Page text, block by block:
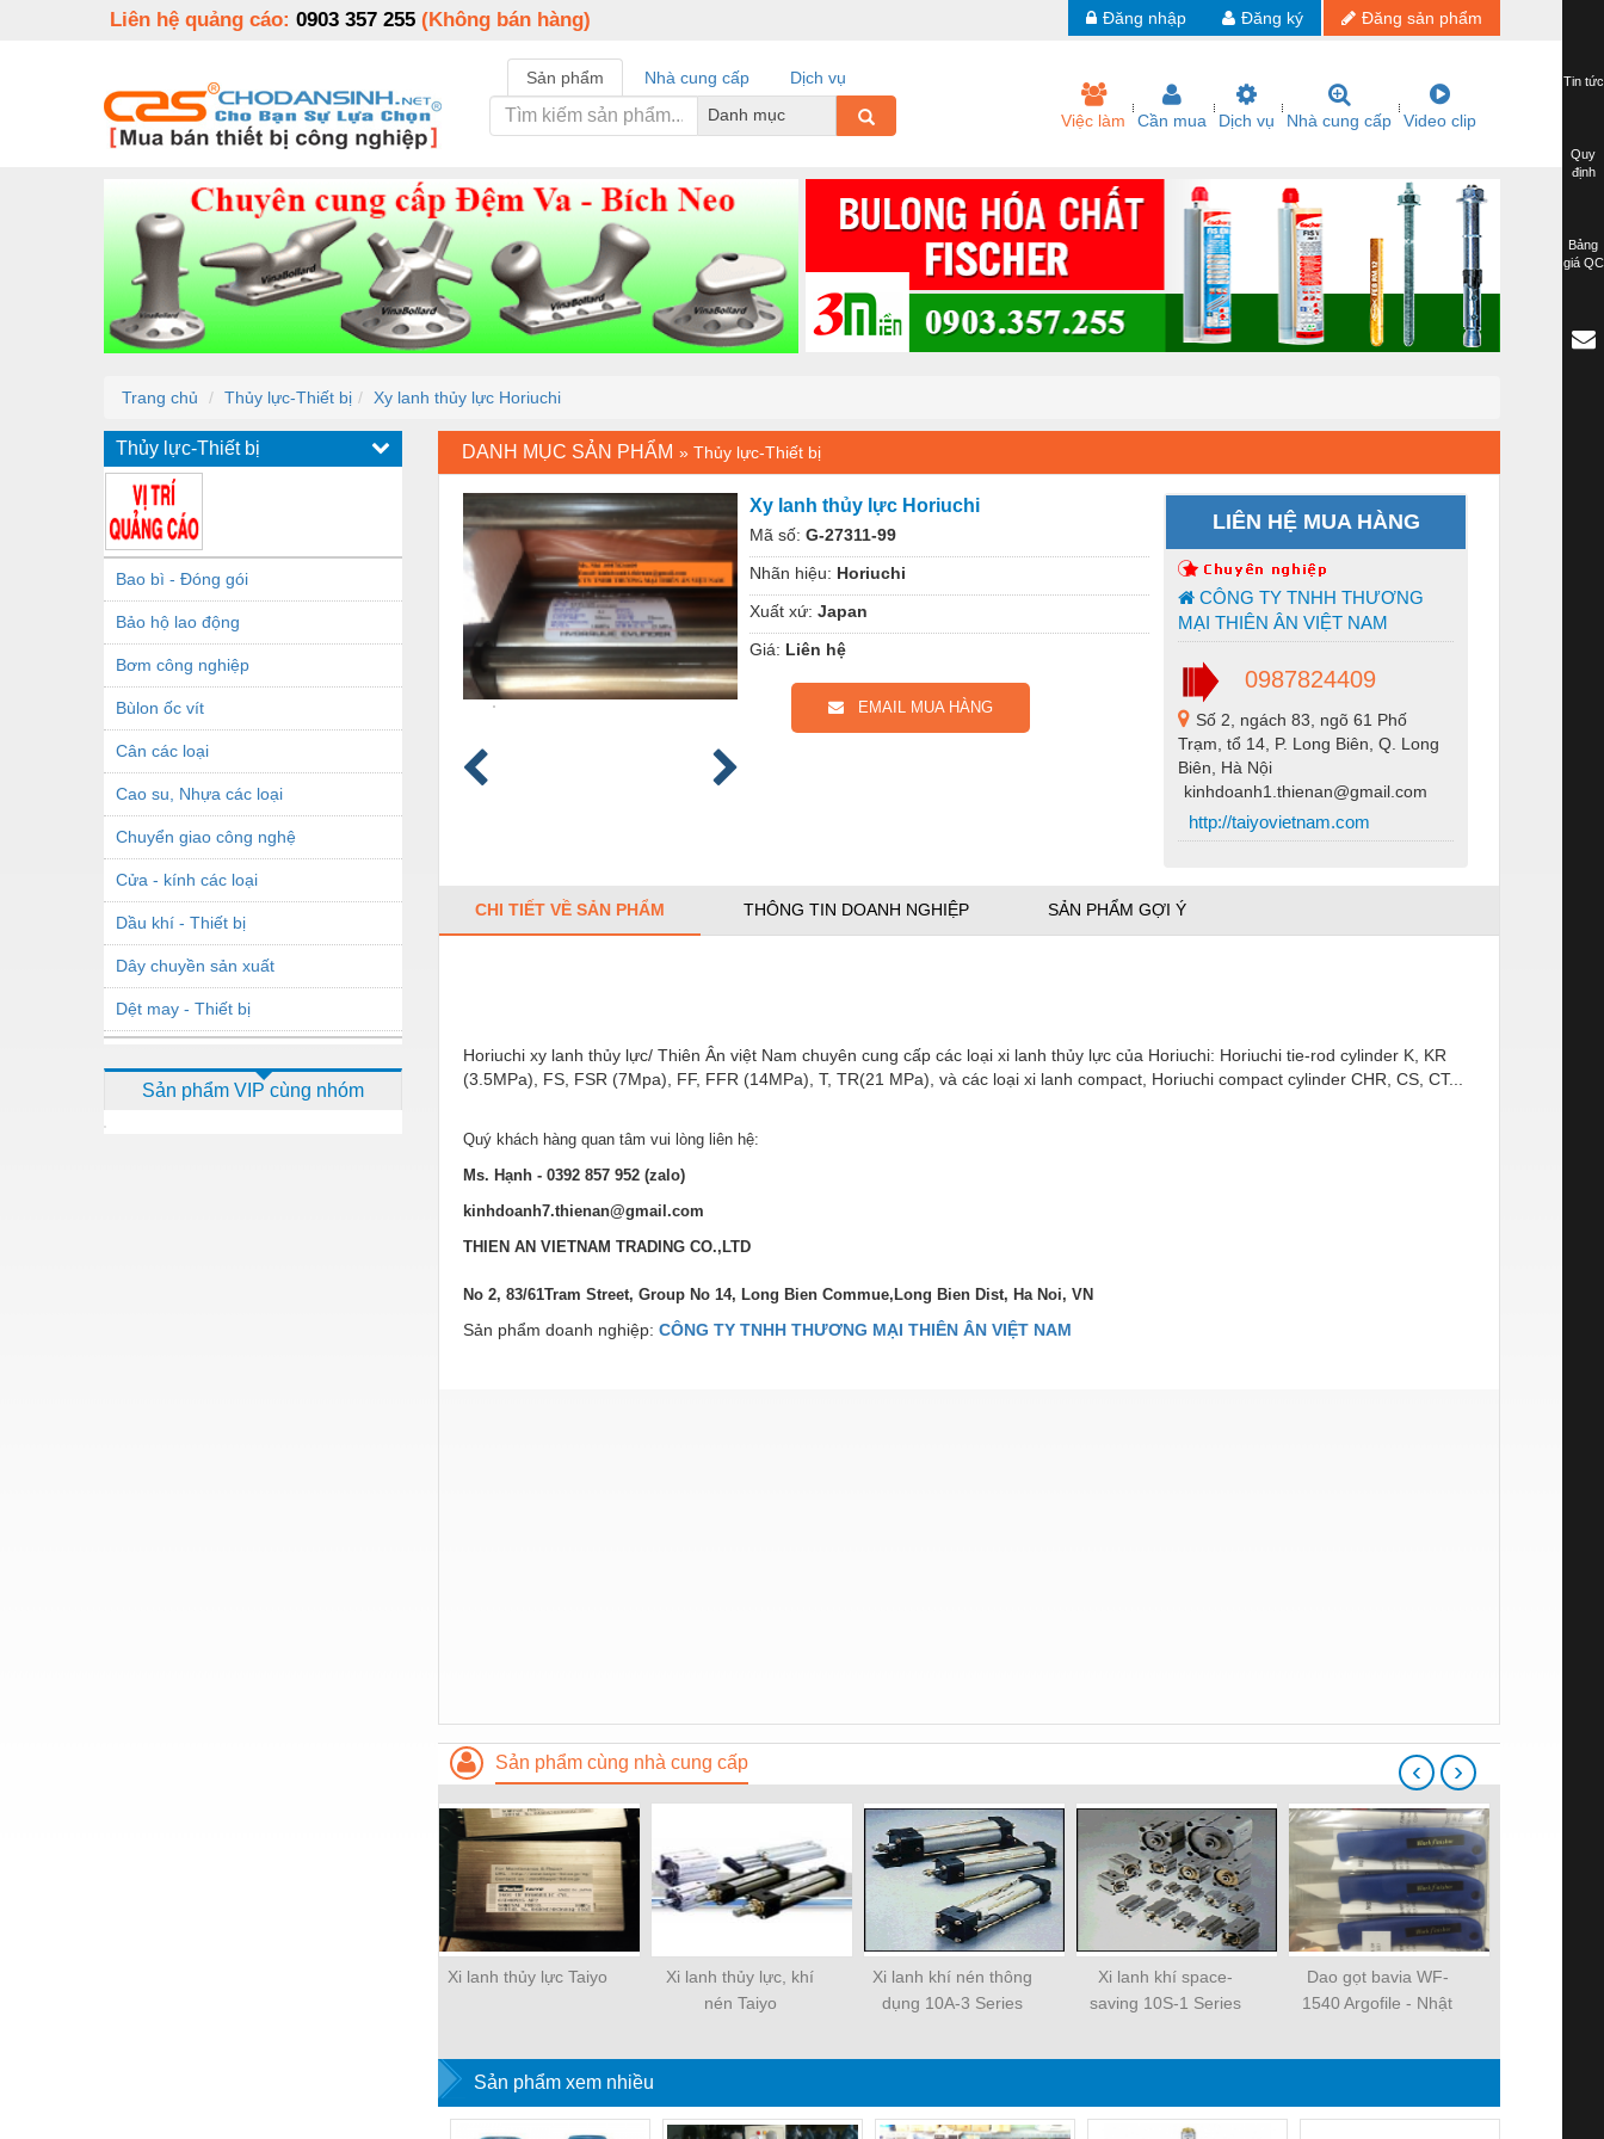
Liên hệ quảng cáo: 0903 357 255 (Không bán hàng) Đăng sản phẩm
Đăng ký
Đăng nhập
Sản phẩm Nhà cung cấp
Dịch vụ
Danh mục
Việc làm Cần mua Dịch vụ Nhà cung cấp Video clip
Trang chủ Thủy lực-Thiết bị Xy lanh thủy lực Horiuchi
Thủy lực-Thiết bị
Bao bì - Đóng gói
Bảo hộ lao động
Bơm công nghiệp
Bùlon ốc vít
Cân các loại
Cao su, Nhựa các loại
Chuyển giao công nghệ
Cửa - kính các loại
Dầu khí - Thiết bị
Dây chuyền sản xuất
Dệt may - Thiết bị
Dịch vụ - Thi công
Sản phẩm VIP cùng nhóm
DANH MỤC SẢN PHẨM » Thủy lực-Thiết bị
Xy lanh thủy lực Horiuchi
Mã số: G-27311-99
Nhãn hiệu: Horiuchi
Xuất xứ: Japan
Giá: Liên hệ
EMAIL MUA HÀNG
LIÊN HỆ MUA HÀNG
CÔNG TY TNHH THƯƠNG
MẠI THIÊN ÂN VIỆT NAM
0987824409
Số 2, ngách 83, ngõ 61 Phố
Trạm, tổ 14, P. Long Biên, Q. Long
Biên, Hà Nội
kinhdoanh1.thienan@gmail.com
http://taiyovietnam.com
CHI TIẾT VỀ SẢN PHẨM THÔNG TIN DOANH NGHIỆP SẢN PHẨM GỢI Ý
Horiuchi xy lanh thủy lực/ Thiên Ân việt Nam chuyên cung cấp các loại xi lanh thủy lực của Horiuchi: Horiuchi tie-rod cylinder K, KR
(3.5MPa), FS, FSR (7Mpa), FF, FFR (14MPa), T, TR(21 MPa), và các loại xi lanh compact, Horiuchi compact cylinder CHR, CS, CT...
Quý khách hàng quan tâm vui lòng liên hệ:
Ms. Hạnh - 0392 857 952 (zalo)
kinhdoanh7.thienan@gmail.com
THIEN AN VIETNAM TRADING CO.,LTD
No 2, 83/61Tram Street, Group No 14, Long Bien Commue,Long Bien Dist, Ha Noi, VN
Sản phẩm doanh nghiệp: CÔNG TY TNHH THƯƠNG MẠI THIÊN ÂN VIỆT NAM
Sản phẩm cùng nhà cung cấp
Xi lanh thủy lực Taiyo
Xi lanh thủy lực, khí
nén Taiyo
Xi lanh khí nén thông
dụng 10A-3 Series
Xi lanh khí space-
saving 10S-1 Series
Dao gọt bavia WF-
1540 Argofile - Nhật
‹ ›
Sản phẩm xem nhiều
Tin tức
Quy
định
Bảng
giá QC